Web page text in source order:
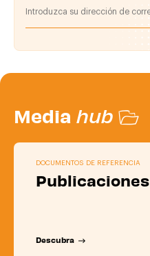
Media hub
DOCUMENTOS DE REFERENCIA
Publicaciones
Descubra